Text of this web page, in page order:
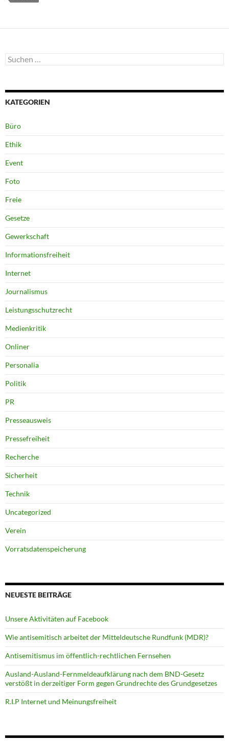
Suchen
nach:
KATEGORIEN
Büro
Ethik
Event
Foto
Freie
Gesetze
Gewerkschaft
Informationsfreiheit
Internet
Journalismus
Leistungsschutzrecht
Medienkritik
Onliner
Personalia
Politik
PR
Presseausweis
Pressefreiheit
Recherche
Sicherheit
Technik
Uncategorized
Verein
Vorratsdatenspeicherung
NEUESTE BEITRÄGE
Unsere Aktivitäten auf Facebook
Wie antisemitisch arbeitet der Mitteldeutsche Rundfunk (MDR)?
Antisemitismus im öffentlich-rechtlichen Fernsehen
Ausland-Ausland-Fernmeldeaufklärung nach dem BND-Gesetz
verstößt in derzeitiger Form gegen Grundrechte des Grundgesetzes
R.I.P Internet und Meinungsfreiheit